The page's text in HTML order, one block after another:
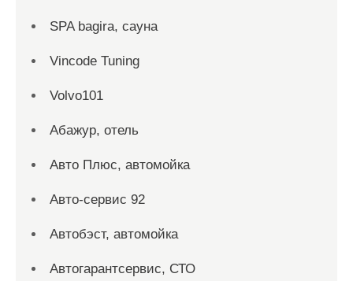
SPA bagira, сауна
Vincode Tuning
Volvo101
Абажур, отель
Авто Плюс, автомойка
Авто-сервис 92
Автобэст, автомойка
Автогарантсервис, СТО